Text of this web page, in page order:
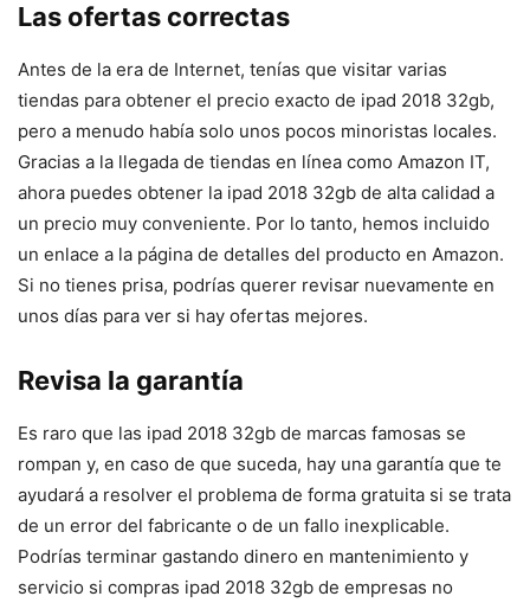
Las ofertas correctas
Antes de la era de Internet, tenías que visitar varias
tiendas para obtener el precio exacto de ipad 2018 32gb,
pero a menudo había solo unos pocos minoristas locales.
Gracias a la llegada de tiendas en línea como Amazon IT,
ahora puedes obtener la ipad 2018 32gb de alta calidad a
un precio muy conveniente. Por lo tanto, hemos incluido
un enlace a la página de detalles del producto en Amazon.
Si no tienes prisa, podrías querer revisar nuevamente en
unos días para ver si hay ofertas mejores.
Revisa la garantía
Es raro que las ipad 2018 32gb de marcas famosas se
rompan y, en caso de que suceda, hay una garantía que te
ayudará a resolver el problema de forma gratuita si se trata
de un error del fabricante o de un fallo inexplicable.
Podrías terminar gastando dinero en mantenimiento y
servicio si compras ipad 2018 32gb de empresas no